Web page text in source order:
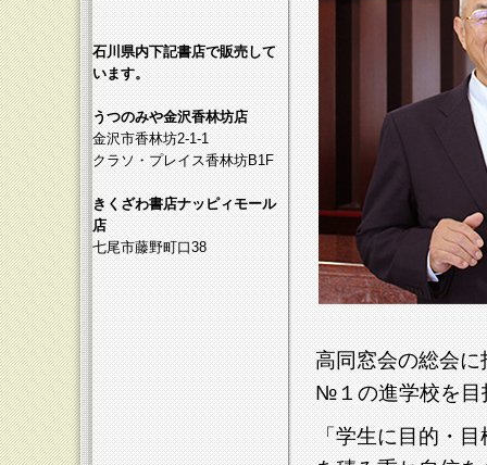
高同窓会の総会
№１の進学校を目
「学生に目的・
石川県内下記書店で販売して
います。
うつのみや金沢香林坊店
金沢市香林坊2-1-1
クラソ・プレイス香林坊B1F
きくざわ書店ナッピィモール
店
七尾市藤野町口38